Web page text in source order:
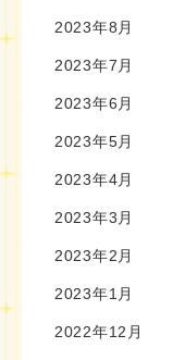
2023年8月
2023年7月
2023年6月
2023年5月
2023年4月
2023年3月
2023年2月
2023年1月
2022年12月